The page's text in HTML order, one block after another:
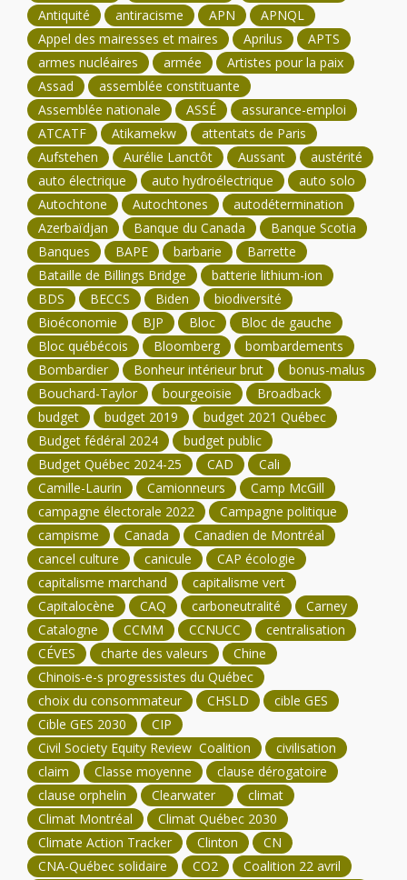
Antiquité
antiracisme APN
APNQL
Appel des mairesses et maires
Aprilus
APTS
armes nucléaires
armée
Artistes pour la paix
Assad
assemblée constituante
Assemblée nationale
ASSÉ
assurance-emploi
ATCATF
Atikamekw
attentats de Paris
Aufstehen
Aurélie Lanctôt Aussant
austérité
auto électrique
auto hydroélectrique
auto solo
Autochtone
Autochtones
autodétermination
Azerbaïdjan
Banque du Canada
Banque Scotia
Banques
BAPE barbarie
Barrette
Bataille de Billings Bridge
batterie lithium-ion
BDS
BECCS Biden
biodiversité
Bioéconomie
BJP Bloc
Bloc de gauche
Bloc québécois
Bloomberg
bombardements
Bombardier
Bonheur intérieur brut
bonus-malus
Bouchard-Taylor
bourgeoisie
Broadback
budget
budget 2019
budget 2021 Québec
Budget fédéral 2024
budget public
Budget Québec 2024-25
CAD
Cali
Camille-Laurin
Camionneurs
Camp McGill
campagne électorale 2022
Campagne politique
campisme
Canada
Canadien de Montréal
cancel culture
canicule
CAP écologie
capitalisme marchand
capitalisme vert
Capitalocène
CAQ carboneutralité
Carney
Catalogne
CCMM CCNUCC
centralisation
CÉVES
charte des valeurs
Chine
Chinois-e-s progressistes du Québec
choix du consommateur
CHSLD
cible GES
Cible GES 2030
CIP
Civil Society Equity Review Coalition
civilisation
claim
Classe moyenne
clause dérogatoire
clause orphelin
Clearwater
climat
Climat Montréal
Climat Québec 2030
Climate Action Tracker
Clinton
CN
CNA-Québec solidaire
CO2
Coalition 22 avril